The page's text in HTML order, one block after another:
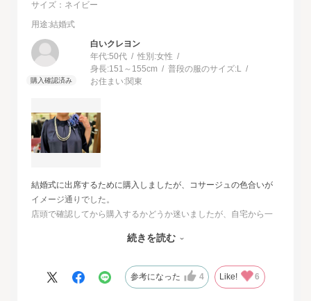
サイズ：ネイビー
用途:結婚式
白いクレヨン
年代:50代 性別:女性
身長:151～155cm 普段の服のサイズ:L
お住まい:関東
結婚式に出席するために購入しましたが、コサージュの色合いが
イメージ通りでした。
店頭で確認してから購入するかどうか迷いましたが、自宅から一
オンラインショップは写真数が多くじっくりと検討することがで
また、購入するとすぐに届くのでとても便利だと思いました。
続きを読む
参考になった 4 Like! 6